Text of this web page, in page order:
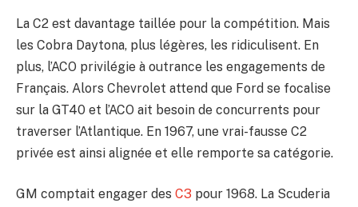
La C2 est davantage taillée pour la compétition. Mais
les Cobra Daytona, plus légères, les ridiculisent. En
plus, l’ACO privilégie à outrance les engagements de
Français. Alors Chevrolet attend que Ford se focalise
sur la GT40 et l’ACO ait besoin de concurrents pour
traverser l’Atlantique. En 1967, une vrai-fausse C2
privée est ainsi alignée et elle remporte sa catégorie.
GM comptait engager des C3 pour 1968. La Scuderia